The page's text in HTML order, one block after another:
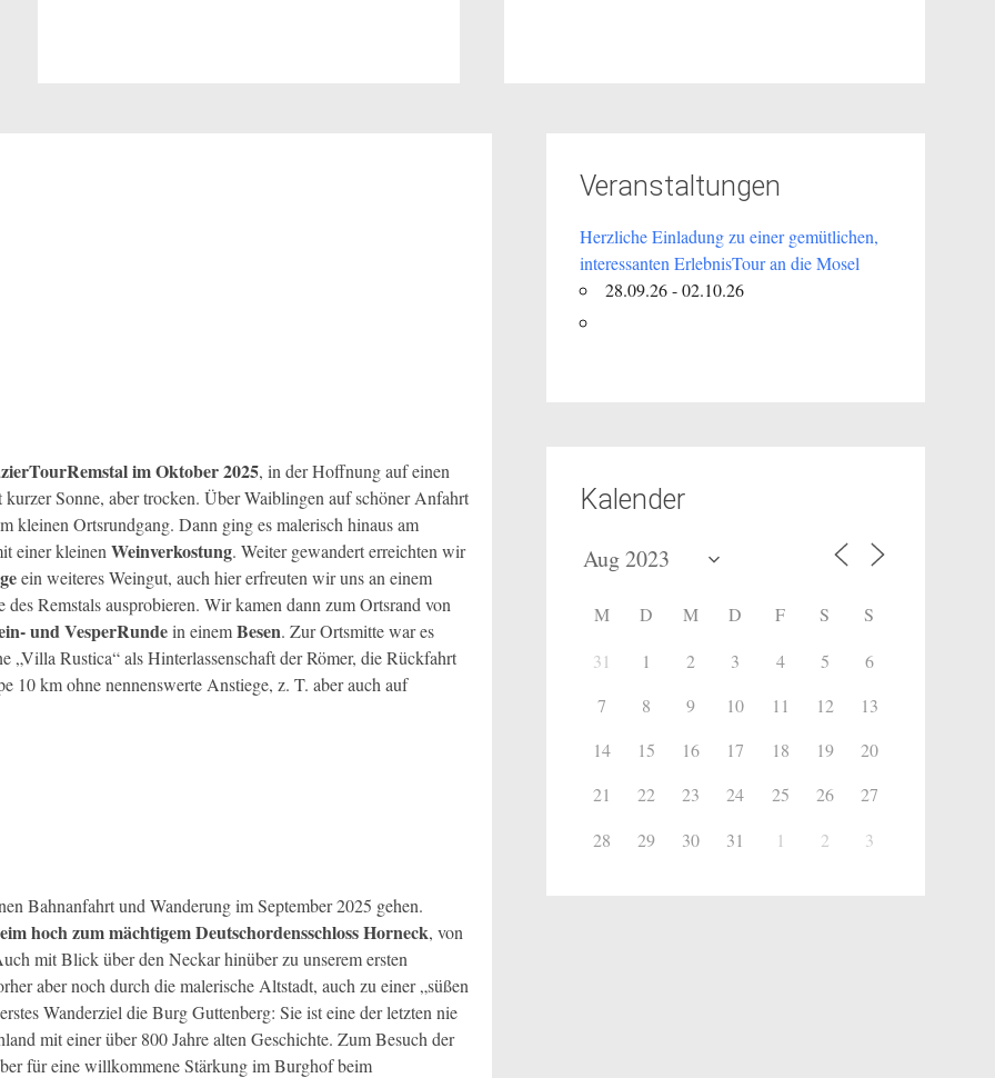
im Oktober 2025, in der Hoffnung auf einen
Sonne, aber trocken. Über Waiblingen auf schöner Anfahrt
kleinen Ortsrundgang. Dann ging es malerisch hinaus am
einer kleinen Weinverkostung. Weiter gewandert erreichten wir
ein weiteres Weingut, auch hier erfreuten wir uns an einem
Remstals ausprobieren. Wir kamen dann zum Ortsrand von
und VesperRundein einemBesen. Zur Ortsmitte war es
Rustica“ als Hinterlassenschaft der Römer, die Rückfahrt
10 km ohne nennenswerte Anstiege, z. T. aber auch auf
Bahnanfahrt und Wanderung im September 2025 gehen.
hoch zum mächtigem Deutschordensschloss Horneck, von
mit Blick über den Neckar hinüber zu unserem ersten
aber noch durch die malerische Altstadt, auch zu einer „süßen
Wanderziel die Burg Guttenberg: Sie ist eine der letzten nie
mit einer über 800 Jahre alten Geschichte. Zum Besuch der
für eine willkommene Stärkung im Burghof beim
Veranstaltungen
Herzliche Einladung zu einer gemütlichen,
interessanten ErlebnisTour an die Mosel
28.09.26 - 02.10.26
Kalender
M D M D F S S
31 1 2 3 4 5
6
7
8 9 10 11 12
13
14
15 16 17 18 19
20
21
22 23 24 25 26
27
28
29 30 31 1 2 3